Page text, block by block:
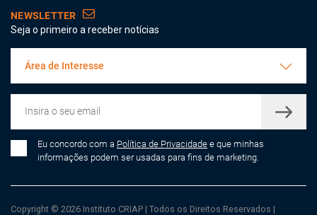
NEWSLETTER
Seja o primeiro a receber notícias
Área de Interesse
Eu concordo com a Política de Privacidade e que minhas
informações podem ser usadas para fins de marketing.
Copyright © 2026 Instituto CRIAP | Todos os Direitos Reservados |